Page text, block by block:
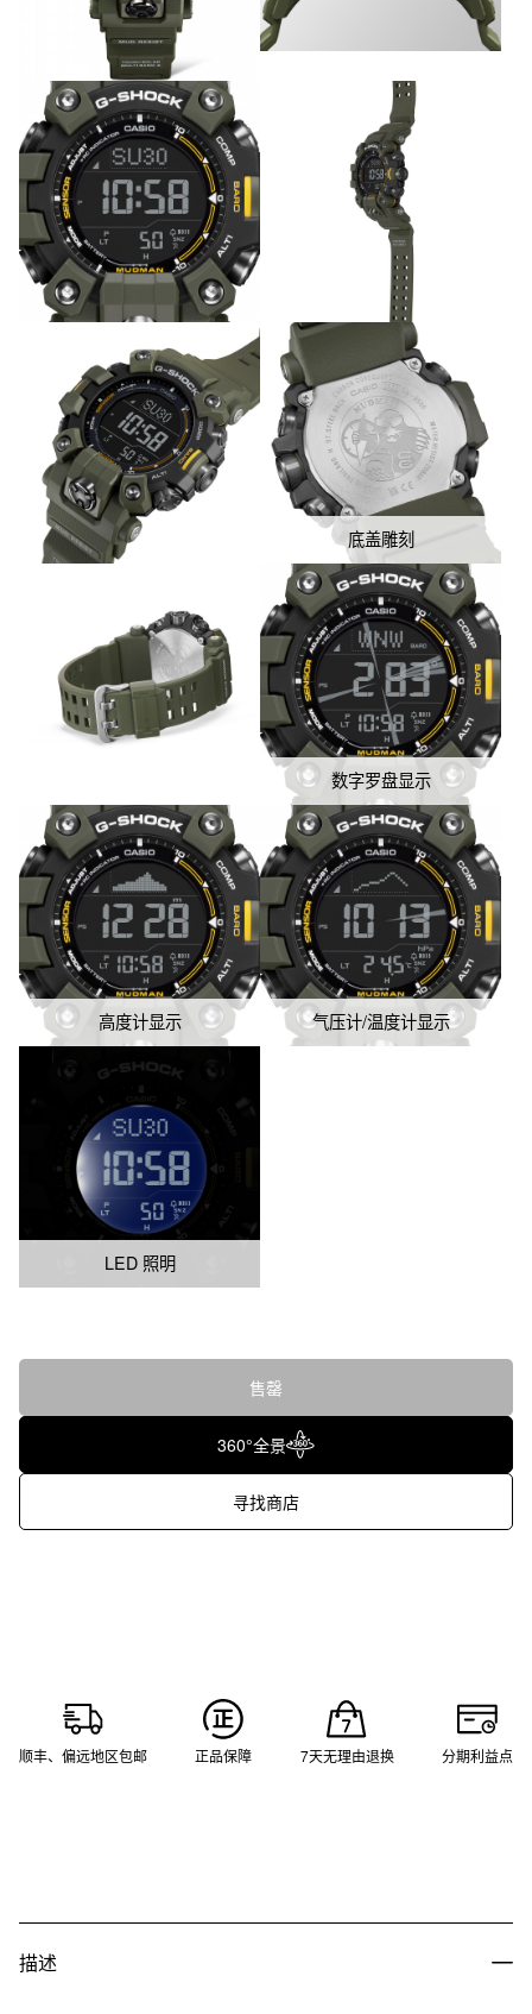
底盖雕刻
数字罗盘显示
高度计显示 气压计/温度计显示
LED 照明
售罄
360°全景
寻找商店
顺丰、偏远地区包邮 正品保障 7天无理由退换 分期利益点
描述